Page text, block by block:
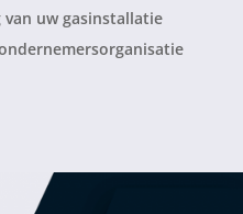
uw gasinstallatie